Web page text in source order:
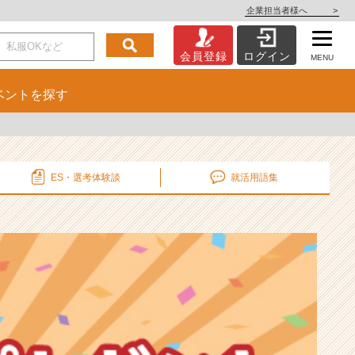
企業担当者様へ >
会員登録 ログイン MENU
ント を探す
ES・選考体験談 就活用語集